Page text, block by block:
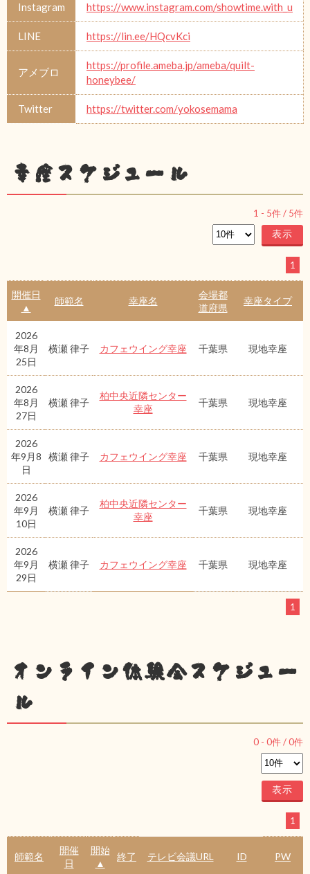
Instagram https://www.instagram.com/showtime.with_u
LINE https://lin.ee/HQcvKci
アメブロ
https://profile.ameba.jp/ameba/quilt-
honeybee/
Twitter https://twitter.com/yokosemama
幸座スケジュール
1 - 5件 / 5件
1
開催日
▲
師範名 幸座名
会場都
道府県
幸座タイプ
2026
年8月
25日
横瀬 律子 カフェウイング幸座 千葉県 現地幸座
2026
年8月
27日
横瀬 律子
柏中央近隣センター
幸座
千葉県 現地幸座
2026
年9月8
日
横瀬 律子 カフェウイング幸座 千葉県 現地幸座
2026
年9月
10日
横瀬 律子
柏中央近隣センター
幸座
千葉県 現地幸座
2026
年9月
29日
横瀬 律子 カフェウイング幸座 千葉県 現地幸座
1
オンライン体験会スケジュー
ル
0 - 0件 /0件
1
師範名
開催
日
開始
▲
終了 テレビ会議URL ID PW